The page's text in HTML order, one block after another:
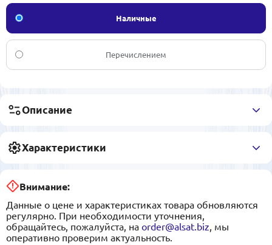
Наличные
Перечислением
Описание
Характеристики
Внимание:
Данные о цене и характеристиках товара обновляются
регулярно. При необходимости уточнения,
обращайтесь, пожалуйста, на order@alsat.biz , мы
оперативно проверим актуальность.